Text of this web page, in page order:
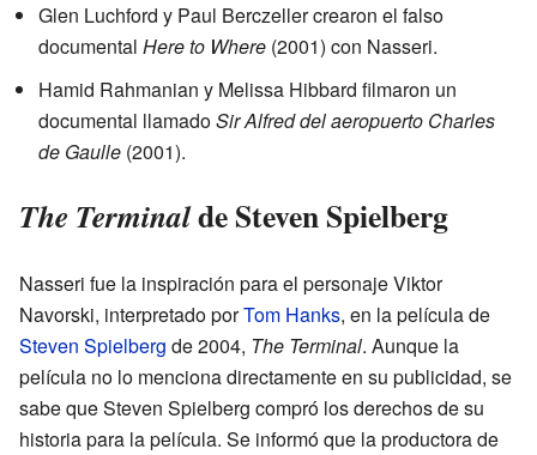
Glen Luchford y Paul Berczeller crearon el falso
documental Here to Where (2001) con Nasseri.
Hamid Rahmanian y Melissa Hibbard filmaron un
documental llamadoSir Alfred del aeropuerto Charles
de Gaulle (2001).
The Terminalde Steven Spielberg
Nasseri fue la inspiración para el personaje Viktor
Navorski, interpretado porTom Hanks, en la película de
Steven Spielberg de 2004, The Terminal. Aunque la
película no lo menciona directamente en su publicidad, se
sabe que Steven Spielberg compró los derechos de su
historia para la película. Se informó que la productora de